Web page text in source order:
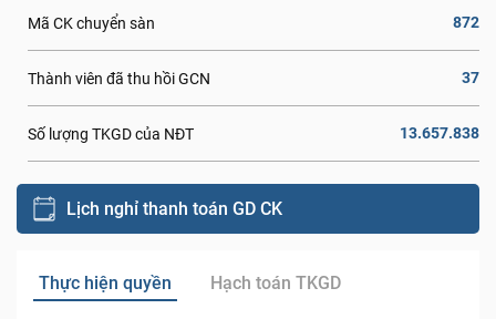
Mã CK chuyển sàn 872
Thành viên đã thu hồi GCN 37
Số lượng TKGD của NĐT 13.657.838
Lịch nghỉ thanh toán GD CK
Thực hiện quyền Hạch toán TKGD